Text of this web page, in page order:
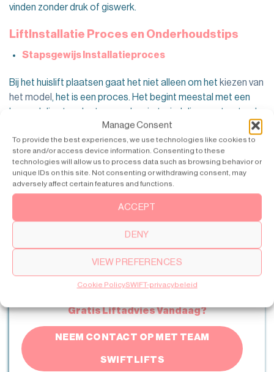
Manage Consent
To provide the best experiences, we use technologies like cookies to
store and/or access device information. Consenting to these
technologies will allow us to process data such as browsing behavior or
unique IDs on this site. Not consenting or withdrawing consent, may
adversely affect certain features and functions.
ACCEPT
DENY
VIEW PREFERENCES
Cookie PolicySWIFT-privacybeleid
vinden zonder druk of giswerk.
LiftInstallatie Proces en Onderhoudstips
Stapsgewijs Installatieproces
Bij het huislift plaatsen gaat het niet alleen om het kiezen van
het model , het is een proces. Het begint meestal met een
beoordeling ter plaatse om de ruimte, indeling en structurele
behoeften te beoordelen. Dan komt de planning: het juiste
type kiezen, de conformiteit met de Belgische normen
bevestigen en de technische specificaties finaliseren.
Na goedkeuring begint de daadwerkelijke installatie. De
installatie van de meeste woonliften duurt een paar dagen
tot een paar weken, afhankelijk van het systeem en de
omstandigheden ter plaatse. Vóór de overdracht verzorgen
aansluitingen en veiligheidscontroles. Een proefrit zorgt
ervoor dat alles soepel verloopt.
Gratis Liftadvies Vandaag?
NEEM CONTACT OP MET TEAM
SWIFTLIFTS